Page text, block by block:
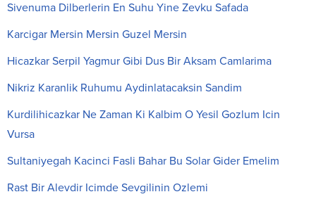
Sivenuma Dilberlerin En Suhu Yine Zevku Safada
Karcigar Mersin Mersin Guzel Mersin
Hicazkar Serpil Yagmur Gibi Dus Bir Aksam Camlarima
Nikriz Karanlik Ruhumu Aydinlatacaksin Sandim
Kurdilihicazkar Ne Zaman Ki Kalbim O Yesil Gozlum Icin
Vursa
Sultaniyegah Kacinci Fasli Bahar Bu Solar Gider Emelim
Rast Bir Alevdir Icimde Sevgilinin Ozlemi